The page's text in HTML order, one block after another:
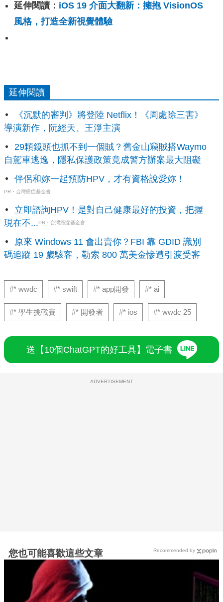
延伸閱讀： iOS 19 介面大翻新：擁抱 VisionOS
風格，打造全新視覺體驗
延伸閱讀
《沉默的審判》將登陸 Netflix！《周處除三害》
導演新作，阮經天、王淨主演
29顆鏡頭也抓不到一個賊？舊金山竊賊搭Waymo
自駕車逃逸，隱私保護政策竟成警方辦案最大阻礙
伴侶和妳一起預防HPV，才有資格說愛妳！
PR・台灣癌症基金會
立即諮詢HPV！是對自己健康最好的投資，把握
現在不...PR・台灣癌症基金會
原來 Windows 11 會出賣你？FBI 靠 GDID 識別
碼追蹤 19 歲駭客，勒索 800 萬美金慘遭引渡受審
#* wwdc #* swift #* app開發 #* ai
#* 學生挑戰賽 #* 開發者 #* ios #* wwdc 25
送【10個ChatGPT的好工具】電子書
ADVERTISEMENT
您也可能喜歡這些文章 Recommended by